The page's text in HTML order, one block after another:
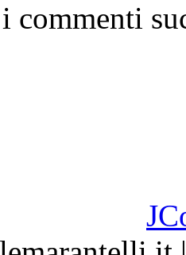
commenti